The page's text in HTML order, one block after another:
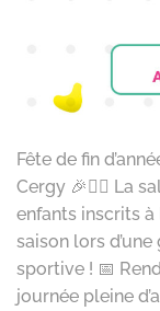
Fête de fin
Cergy 🎉🧗‍♂️ La
enfants inscrits à
saison lors
sportive ! 📅
journée pleine